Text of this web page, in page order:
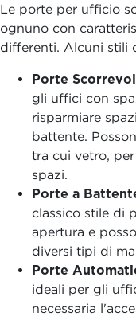
Le porte per ufficio
ognuno con
differenti. Alcuni stili
Porte
gli uffici con
risparmiare
battente.
tra cui vetro,
spazi.
Porte a
classico stile di
apertura e
diversi tipi di
Porte
ideali per gli
necessaria